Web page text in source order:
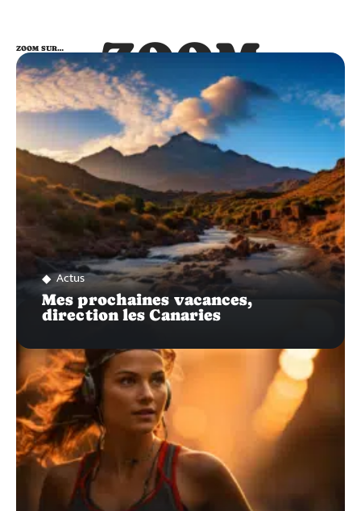
ZOOM
SUR…
ZOOM SUR…
Actus
Mes prochaines vacances,
direction les Canaries